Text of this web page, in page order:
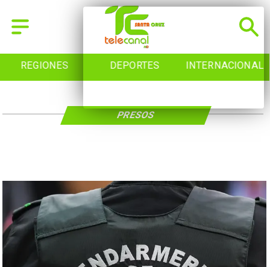
REGIONES DEPORTES INTERNACIONAL
PRESOS